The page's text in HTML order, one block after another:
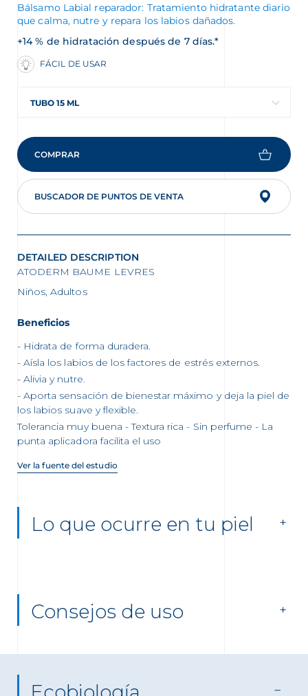
Bálsamo Labial reparador: Tratamiento hidratante diario
que calma, nutre y repara los labios dañados.
+14 % de hidratación después de 7 días.*
FÁCIL DE USAR
TUBO 15 ML
COMPRAR
BUSCADOR DE PUNTOS DE VENTA
DETAILED DESCRIPTION
ATODERM BAUME LEVRES
Niños, Adultos
Beneficios
Hidrata de forma duradera.
Aísla los labios de los factores de estrés externos.
Alivia y nutre.
Aporta sensación de bienestar máximo y deja la piel de
los labios suave y flexible.
Tolerancia muy buena - Textura rica - Sin perfume - La
punta aplicadora facilita el uso
Ver la fuente del estudio
Lo que ocurre en tu piel
Consejos de uso